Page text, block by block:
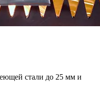
стали до 25 мм и